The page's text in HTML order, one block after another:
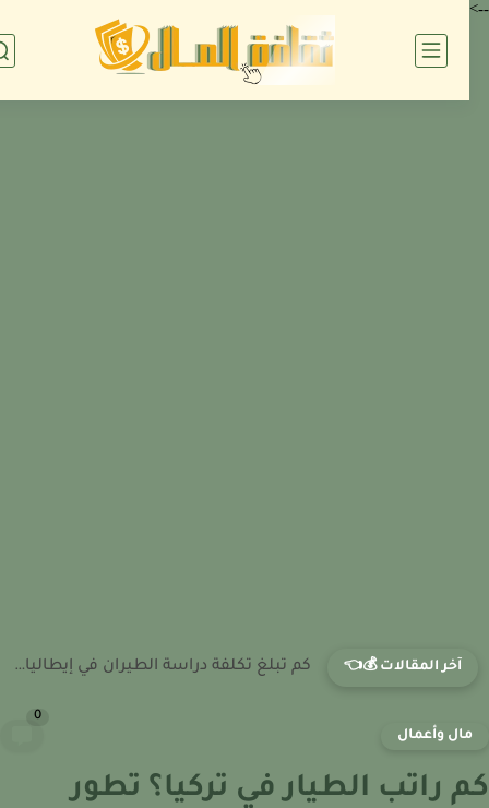
آخر المقالات 💰👈 كم تبلغ تكلفة دراسة الطيران في فرنسا؟ نظام الرسوم داخل...
وأعمال
راتب الطيار في تركيا؟ تطور